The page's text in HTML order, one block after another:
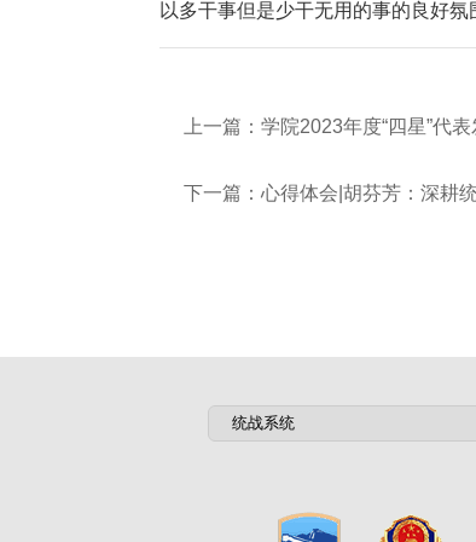
以多干事但是少干无用的事的良好氛
上一篇： 学院2023年度“四星”代
下一篇： 心得体会|胡芬芳：深耕